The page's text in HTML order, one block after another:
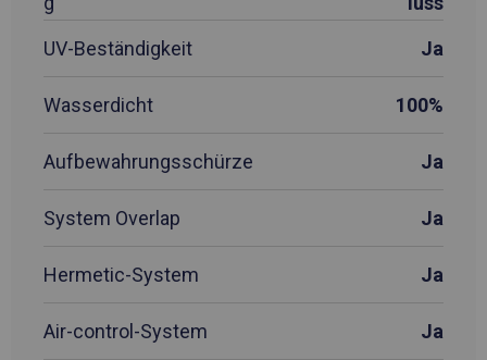
UV-Beständigkeit
Ja
Wasserdicht 100%
Aufbewahrungsschürze Ja
System Overlap Ja
Hermetic-System Ja
Air-control-System Ja